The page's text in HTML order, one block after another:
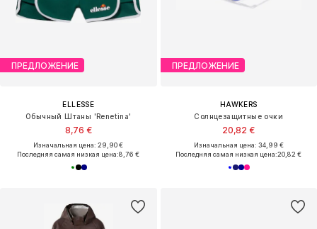
ПРЕДЛОЖЕНИЕ
ELLESSE
Обычный Штаны 'Renetina'
8,76 €
Изначальная цена: 29,90 €
Последняя самая низкая цена:8,76 €
ПРЕДЛОЖЕНИЕ
HAWKERS
Солнцезащитные очки
20,82 €
Изначальная цена: 34,99 €
Последняя самая низкая цена:20,82 €